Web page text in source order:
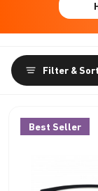
Filter &
Best Seller